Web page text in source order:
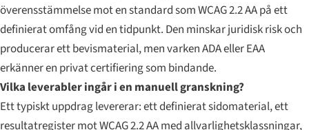
överensstämmelse mot en standard som WCAG 2.2 AA på ett
definierat omfång vid en tidpunkt. Den minskar juridisk risk och
producerar ett bevismaterial, men varken ADA eller EAA
erkänner en privat certifiering som bindande.
Vilka leverabler ingår i en manuell granskning?
Ett typiskt uppdrag levererar: ett definierat sidomaterial, ett
resultatregister mot WCAG 2.2 AA med allvarlighetsklassningar,